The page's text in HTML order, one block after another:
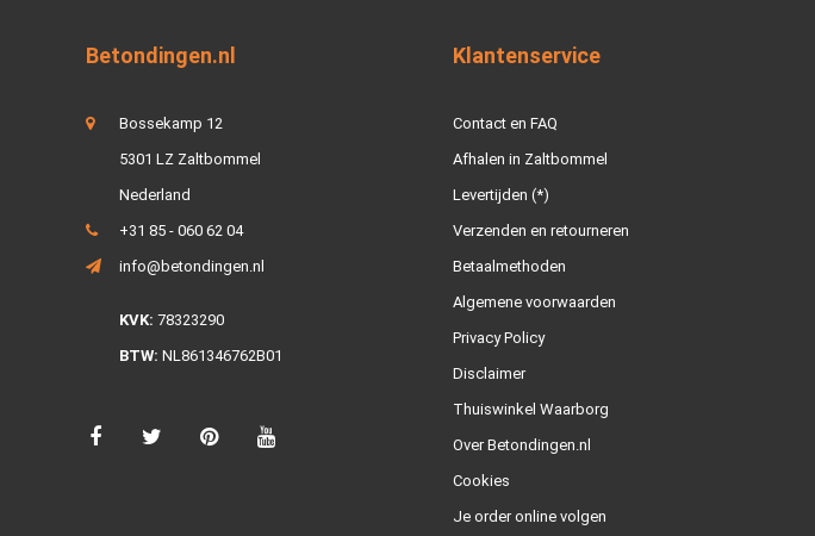
Betondingen.nl
Bossekamp 12
5301 LZ Zaltbommel
Nederland
+31 85 - 060 62 04
info@betondingen.nl
KVK: 78323290
BTW: NL861346762B01
Klantenservice
Contact en FAQ
Afhalen in Zaltbommel
Levertijden (*)
Verzenden en retourneren
Betaalmethoden
Algemene voorwaarden
Privacy Policy
Disclaimer
Thuiswinkel Waarborg
Over Betondingen.nl
Cookies
Je order online volgen